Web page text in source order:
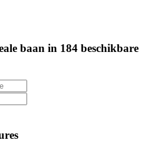
baan in 184 beschikbare